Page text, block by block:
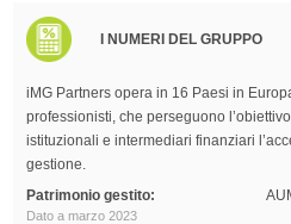
I NUMERI DEL GRUPPO
iMG Partners opera in 16 Paesi in
professionisti, che perseguono
istituzionali e intermediari finanziari
gestione.
Patrimonio gestito:
Dato a marzo 2023